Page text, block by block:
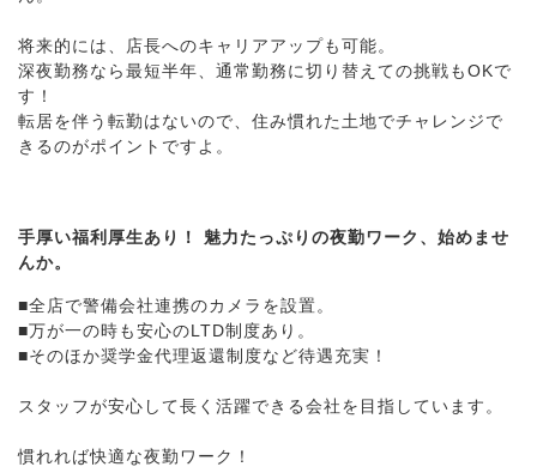
将来的には、店長へのキャリアアップも可能。
深夜勤務なら最短半年、通常勤務に切り替えての挑戦もOKで
す！
転居を伴う転勤はないので、住み慣れた土地でチャレンジで
きるのがポイントですよ。
手厚い福利厚生あり！ 魅力たっぷりの夜勤ワーク、始めませ
んか。
■全店で警備会社連携のカメラを設置。
■万が一の時も安心のLTD制度あり。
■そのほか奨学金代理返還制度など待遇充実！
スタッフが安心して長く活躍できる会社を目指しています。
慣れれば快適な夜勤ワーク！